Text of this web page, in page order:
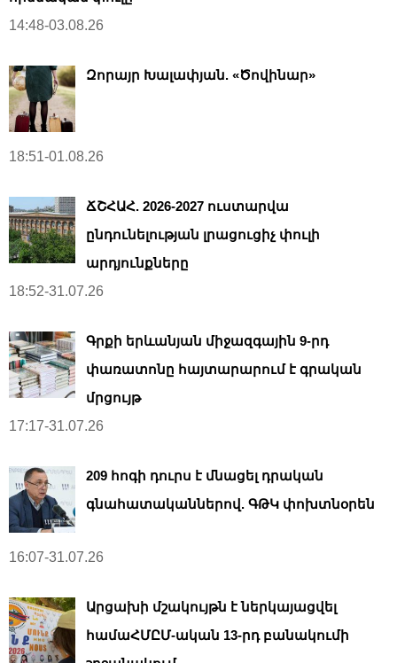
14:48-03.08.26
Զորայր Խալափյան. «Ծովինար»
18:51-01.08.26
ՃՇՀԱՀ. 2026-2027 ուստարվա
ընդունելության լրացուցիչ փուլի
արդյունքները
18:52-31.07.26
Գրքի երևանյան միջազգային 9-րդ
փառատոնը հայտարարում է գրական
մրցույթ
17:17-31.07.26
209 հոգի դուրս է մնացել դրական
գնահատականներով. ԳԹԿ փոխտնօրեն
16:07-31.07.26
Արցախի մշակույթն է ներկայացվել
համաՀՄԸՄ-ական 13-րդ բանակումի